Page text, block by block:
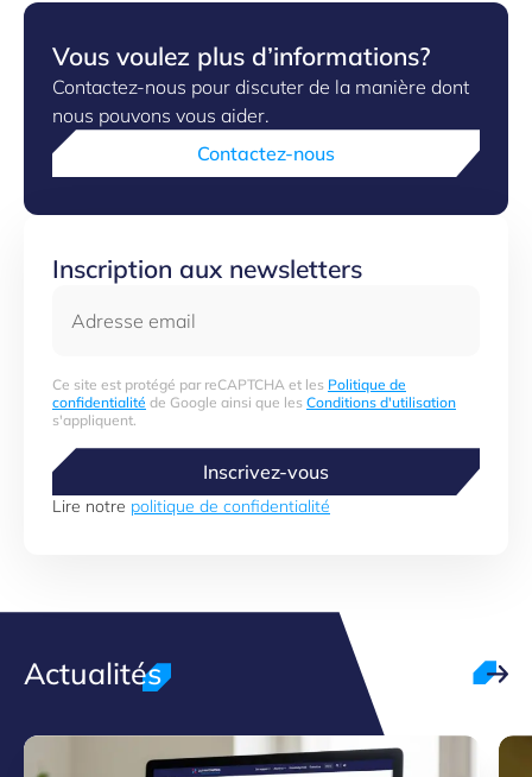
Vous voulez plus d’informations?
Contactez-nous pour discuter de la manière dont
nous pouvons vous aider.
Contactez-nous
Inscription aux newsletters
Ce site est protégé par reCAPTCHA et les Politique de
confidentialité de Google ainsi que les Conditions d'utilisation
s'appliquent.
Inscrivez-vous
Lire notre politique de confidentialité
Actualités